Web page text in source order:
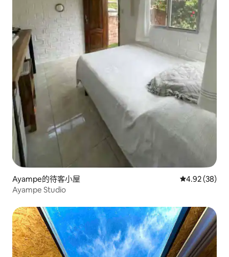
Ayampe的待客小屋 從 38 則評價
4.92 (38)
Ayampe Studio